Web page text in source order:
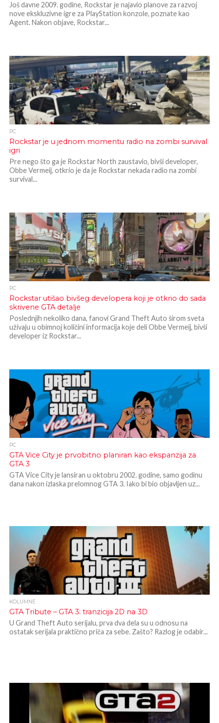
Još davne 2009. godine, Rockstar je najavio planove za razvoj
nove ekskluzivne igre za PlayStation konzole, poznate kao
Agent. Nakon objave, Rockstar...
PC
Rockstar je u jednom momentu radio na zombi survival
igri
Pre nego što ga je Rockstar North zaustavio, bivši developer,
Obbe Vermeij, otkrio je da je Rockstar nekada radio na zombi
survival...
PC
Rockstar utišao bivšeg developera koji je otkrio do sada
skrivene GTA detalje
Poslednjih nekoliko dana, fanovi Grand Theft Auto širom sveta
uživaju u obimnoj količini informacija koje deli Obbe Vermeij, bivši
developer iz Rockstar...
PC
GTA Vice City je prvobitno planiran kao ekspanzija za
GTA 3
GTA Vice City je lansiran u oktobru 2002. godine, samo godinu
dana nakon izlaska prelomnog GTA 3. Iako bi bio objavljen uz...
KOLUMNE
GTA Tribute – GTA 3: tranzicija 2D na 3D
U Grand Theft Auto serijalu, prva dva dela su u odnosu na
ostatak serijala praktično priča za sebe. Zašto? Razlog je odabir...